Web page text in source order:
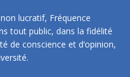
lucratif, Fréquence
tout public, dans la fidélité
de conscience et d’opinion,